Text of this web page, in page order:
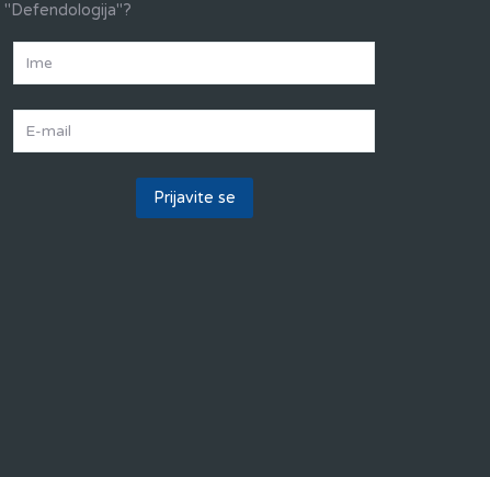
"Defendologija"?